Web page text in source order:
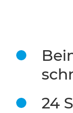
24